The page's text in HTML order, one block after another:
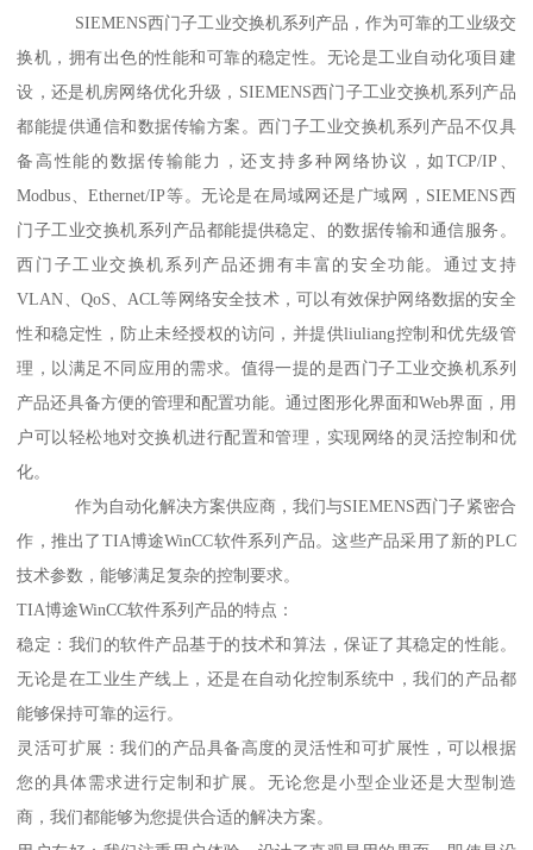
SIEMENS西门子工业交换机系列产品，作为可靠的工业级交
换机，拥有出色的性能和可靠的稳定性。无论是工业自动化项目建
设，还是机房网络优化升级，SIEMENS西门子工业交换机系列产品
都能提供通信和数据传输方案。西门子工业交换机系列产品不仅具
备高性能的数据传输能力，还支持多种网络协议，如TCP/IP、
Modbus、Ethernet/IP等。无论是在局域网还是广域网，SIEMENS西
门子工业交换机系列产品都能提供稳定、的数据传输和通信服务。
西门子工业交换机系列产品还拥有丰富的安全功能。通过支持
VLAN、QoS、ACL等网络安全技术，可以有效保护网络数据的安全
性和稳定性，防止未经授权的访问，并提供liuliang控制和优先级管
理，以满足不同应用的需求。值得一提的是西门子工业交换机系列
产品还具备方便的管理和配置功能。通过图形化界面和Web界面，用
户可以轻松地对交换机进行配置和管理，实现网络的灵活控制和优
化。
作为自动化解决方案供应商，我们与SIEMENS西门子紧密合
作，推出了TIA博途WinCC软件系列产品。这些产品采用了新的PLC
技术参数，能够满足复杂的控制要求。
TIA博途WinCC软件系列产品的特点：
稳定：我们的软件产品基于的技术和算法，保证了其稳定的性能。
无论是在工业生产线上，还是在自动化控制系统中，我们的产品都
能够保持可靠的运行。
灵活可扩展：我们的产品具备高度的灵活性和可扩展性，可以根据
您的具体需求进行定制和扩展。无论您是小型企业还是大型制造
商，我们都能够为您提供合适的解决方案。